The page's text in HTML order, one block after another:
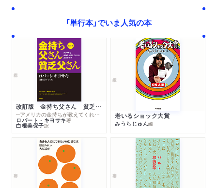
「単行本」でいま人気の本
改訂版 金持ち父さん 貧乏父さん
─アメリカの金持ちが教えてくれるお金の哲学
ロバート・キヨサキ著
白根美保子訳
老いるショック大賞
みうらじゅん編